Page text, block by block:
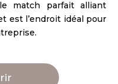
match parfait alliant
est l’endroit idéal pour